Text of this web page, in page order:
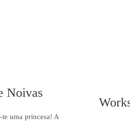
Noivas
te uma princesa! A